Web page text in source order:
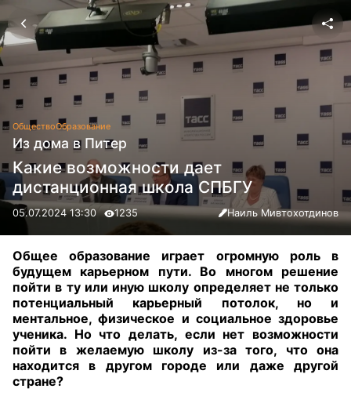
ОбществоОбразование
Из дома в Питер
Какие возможности дает
дистанционная школа СПБГУ
05.07.2024 13:30 1235 Наиль Мивтохотдинов
Общее образование играет огромную роль в
будущем карьерном пути. Во многом решение
пойти в ту или иную школу определяет не только
потенциальный карьерный потолок, но и
ментальное, физическое и социальное здоровье
ученика. Но что делать, если нет возможности
пойти в желаемую школу из-за того, что она
находится в другом городе или даже другой
стране?